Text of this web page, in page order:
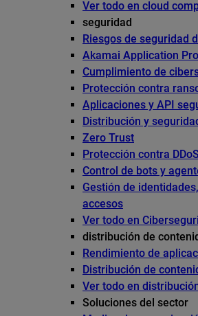
Ver todo en cloud
seguridad
Riesgos de seguridad
Akamai Application
Cumplimiento de
Protección contra
Aplicaciones y API
Distribución y
Zero Trust
Protección contra DDoS
Control de bots y
Gestión de
accesos
Ver todo en
distribución de
Rendimiento de
Distribución de
Ver todo en
Soluciones del sector